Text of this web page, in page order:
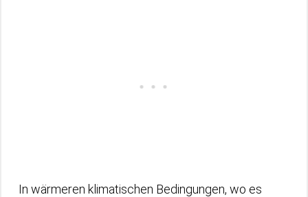
In wärmeren klimatischen Bedingungen, wo es